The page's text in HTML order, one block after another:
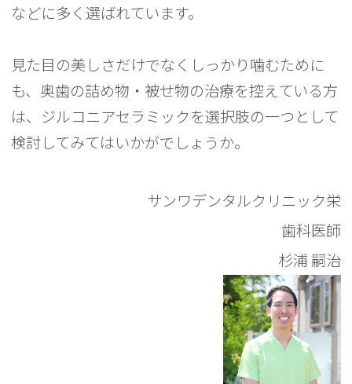
などに多く選ばれています。
見た目の美しさだけでなくしっかり噛むために
も、奥歯の詰め物・被せ物の治療を控えている方
は、ジルコニアセラミックを選択肢の一つとして
検討してみてはいかがでしょうか。
サンワデンタルクリニック栄
歯科医師
杉浦 嗣治